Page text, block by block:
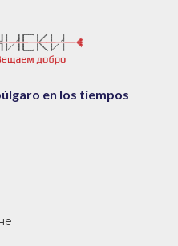
en los tiempos